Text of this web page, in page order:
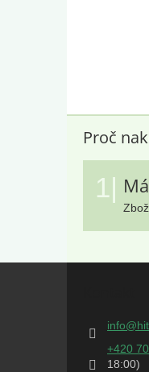
Proč
1|
Z
info@
+420